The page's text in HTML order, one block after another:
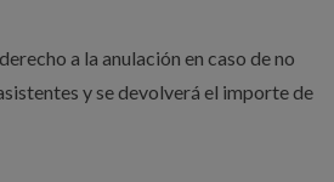
a la anulación en caso de no
y se devolverá el importe de